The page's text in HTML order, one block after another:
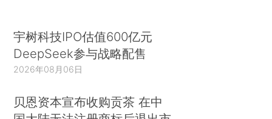
宇树科技IPO估值600亿元
DeepSeek参与战略配售
2026年08月06日
贝恩资本宣布收购贡茶 在中